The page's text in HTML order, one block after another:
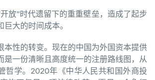
放”时代遗留下的重重壁垒，造成了起步
大的时间成本。
本性的转变。现在的中国为外国资本提供
是一份清晰且高度统一的注册路线图，从
哲学。2020年《中华人民共和国外商投